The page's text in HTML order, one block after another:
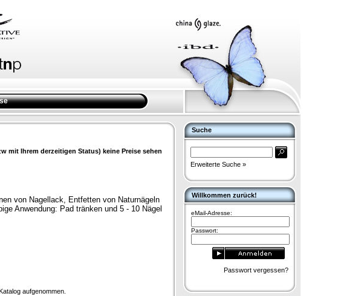
mit Ihrem derzeitigen Status) keine Preise sehen
von Nagellack, Entfetten von Naturnägeln
Anwendung: Pad tränken und 5 - 10 Nägel
aufgenommen.
Suche
Erweiterte Suche »
Willkommen zurück!
eMail-Adresse:
Passwort:
Passwort vergessen?